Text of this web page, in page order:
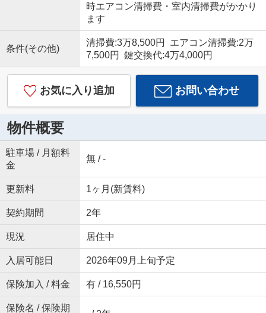
時エアコン清掃費・室内清掃費がかかり
ます
条件(その他)
清掃費:3万8,500円 エアコン清掃費:2万
7,500円 鍵交換代:4万4,000円
お気に入り追加 お問い合わせ
物件概要
駐車場 / 月額料
金
無 / -
更新料 1ヶ月(新賃料)
契約期間 2年
現況 居住中
入居可能日 2026年09月上旬予定
保険加入 / 料金 有 / 16,550円
保険名 / 保険期